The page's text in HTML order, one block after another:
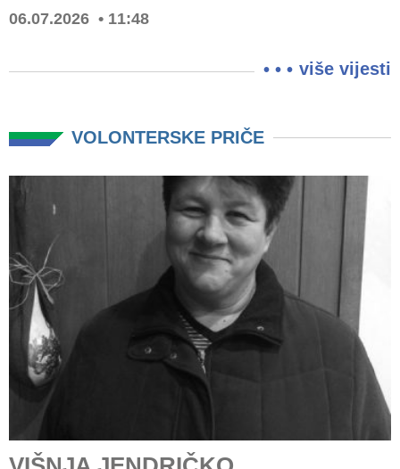
06.07.2026 11:48
više vijesti
VOLONTERSKE PRIČE